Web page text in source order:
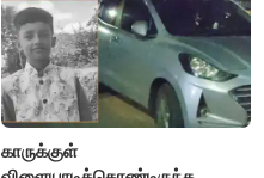
காருக்குள்